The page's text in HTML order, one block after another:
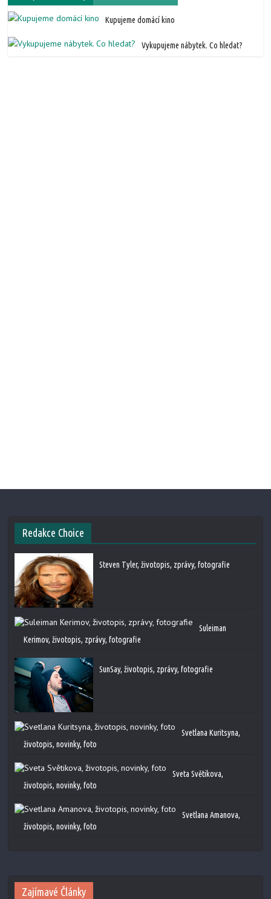
Kupujeme domácí kino
Vykupujeme nábytek. Co hledat?
Redakce Choice
Steven Tyler, životopis, zprávy, fotografie
Suleiman
Kerimov, životopis, zprávy, fotografie
SunSay, životopis, zprávy, fotografie
Svetlana Kuritsyna,
životopis, novinky, foto
Sveta Světikova,
životopis, novinky, foto
Svetlana Amanova,
životopis, novinky, foto
Zajímavé Články